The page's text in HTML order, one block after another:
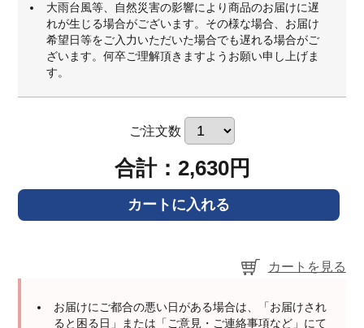
大雨台風等、自然災害の影響により商品のお届けに遅
れが生じる場合がございます。その様な場合、お届け
希望日等をご入力いただいた場合でも遅れる場合がご
ざいます。何卒ご理解頂きますようお願い申し上げま
す。
ご注文数
合計：2,630円
カートを見る
お届けにご都合の悪い日がある場合は、「お届けされ
ると困る日」または「ご意見・ご連絡事項など」にて